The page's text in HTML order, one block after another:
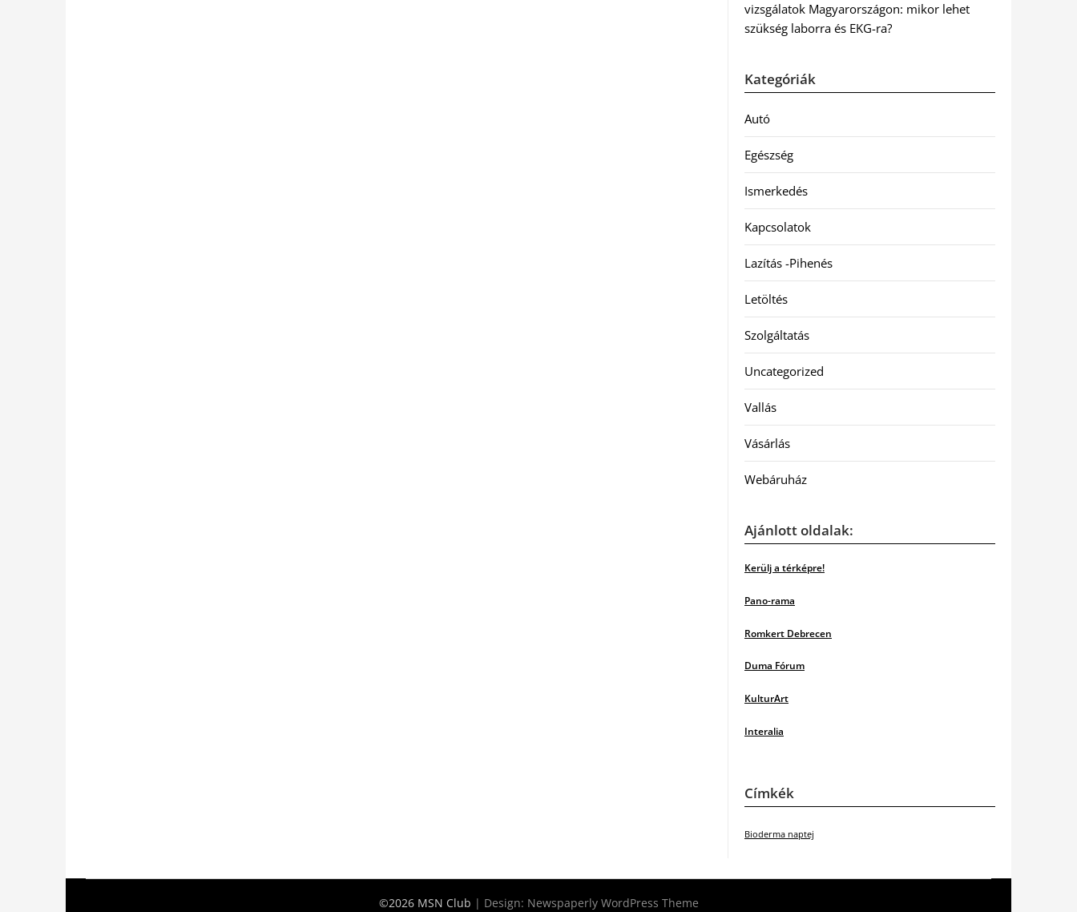
vizsgálatok Magyarországon: mikor lehet
szükség laborra és EKG-ra?
Kategóriák
Autó
Egészség
Ismerkedés
Kapcsolatok
Lazítás -Pihenés
Letöltés
Szolgáltatás
Uncategorized
Vallás
Vásárlás
Webáruház
Ajánlott oldalak:
Kerülj a térképre!
Pano-rama
Romkert Debrecen
Duma Fórum
KulturArt
Interalia
Címkék
Bioderma naptej
©2026 MSN Club | Design: Newspaperly WordPress Theme